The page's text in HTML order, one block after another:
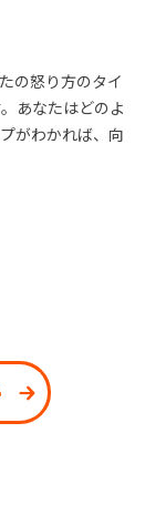
の怒り方のタイ
あなたはどのよ
がわかれば、向